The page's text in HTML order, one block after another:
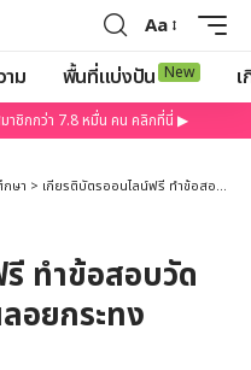
Aa
ม พื้นที่แบ่งปัน New
าชิกกว่า 7.8 หมื่น คน คลิกที่นี่ ▶
ษา > เกียรติบัตรออนไลน์ฟรี ทำข้อสอบวัดระดับความรู้ เรื่อง วันลอยกระทง ประจำปี 2568
ทำข้อสอบวัด
อยกระทง